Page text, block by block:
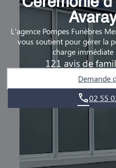
DEMANDE DE RENDEZ-VOUS
QUI SOMMES-NOUS ?
NOUS REJOINDRE
L'agence Pompes Funèbres
vous soutient pour gérer la
charge
121 avis de
Demande
02 55